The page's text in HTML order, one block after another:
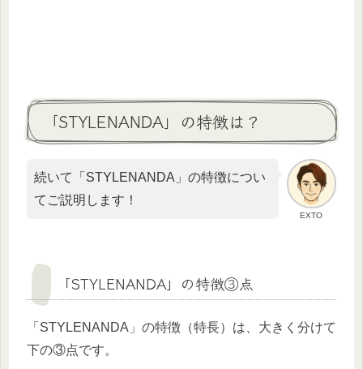
「STYLENANDA」の特徴は？
EXTO
続いて「STYLENANDA」の特徴につい
てご説明します！
「STYLENANDA」の特徴③点
「STYLENANDA」の特徴（特長）は、大きく分けて
下の③点です。